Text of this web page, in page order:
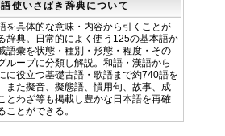
語使いさばき辞典について
を具体的な意味・内容から引くことが
辞典。日常的によく使う125の基本語か
語彙を状態・種別・形態・程度・その
ループに分類し解説。和語・漢語から
に役立つ基礎古語・歌語まで約740語を
また擬音、擬態語、慣用句、故事、成
とわざ等も掲載し豊かな日本語を再確
ことができる。